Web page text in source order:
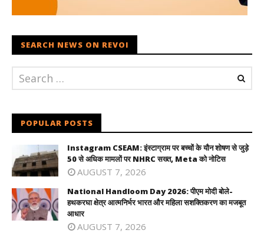
SEARCH NEWS ON REVOI
POPULAR POSTS
Instagram CSEAM: इंस्टाग्राम पर बच्चों के यौन शोषण से जुड़े
50 से अधिक मामलों पर NHRC सख्त, Meta को नोटिस
AUGUST 7, 2026
National Handloom Day 2026: पीएम मोदी बोले-
हथकरघा क्षेत्र आत्मनिर्भर भारत और महिला सशक्तिकरण का मजबूत
आधार
AUGUST 7, 2026